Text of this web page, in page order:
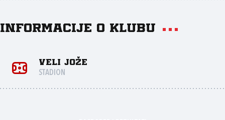
Informacije o klubu
Veli Jože
STADION